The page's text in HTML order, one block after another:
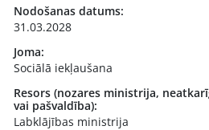
Nodošanas datums:
31.03.2028
Joma:
Sociālā iekļaušana
Resors (nozares ministrija,
vai pašvaldība):
Labklājības ministrija